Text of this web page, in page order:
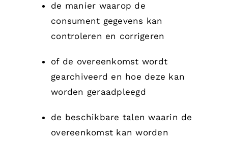
de manier waarop de
consument gegevens kan
controleren en corrigeren
of de overeenkomst wordt
gearchiveerd en hoe deze kan
worden geraadpleegd
de beschikbare talen waarin de
overeenkomst kan worden